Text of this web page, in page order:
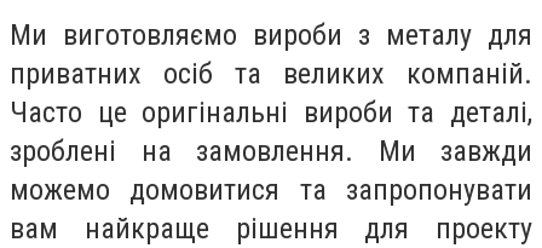
Ми виготовляємо вироби з металу для
приватних осіб та великих компаній.
Часто це оригінальні вироби та деталі,
зроблені на замовлення. Ми завжди
можемо домовитися та запропонувати
вам найкраще рішення для проекту